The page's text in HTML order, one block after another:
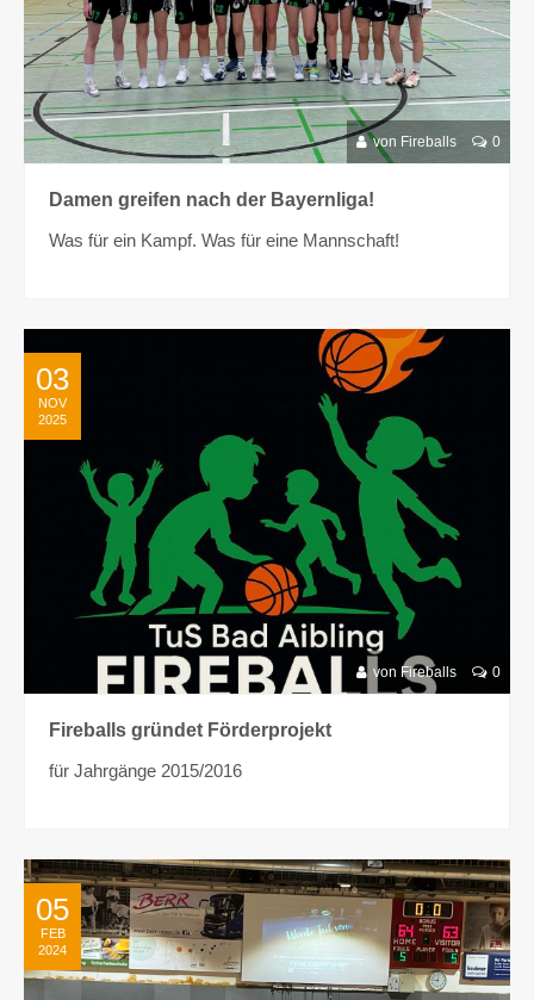
von Fireballs 0
Damen greifen nach der Bayernliga!
Was für ein Kampf. Was für eine Mannschaft!
03
NOV
2025
von Fireballs 0
Fireballs gründet Förderprojekt
für Jahrgänge 2015/2016
05
FEB
2024